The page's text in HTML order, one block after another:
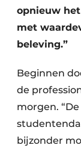
opnieuw
met
beleving.”
Beginnen
de
morgen.
bijzonder